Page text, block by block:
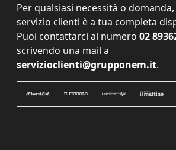
Per qualsiasi necessità o
servizio clienti è a tua completa
Puoi contattarci al numero 02
scrivendo una mail a
servizioclienti@grupponem.it.